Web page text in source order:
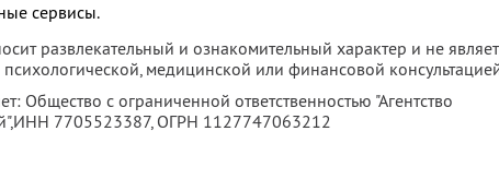
сервисы.
развлекательный и ознакомительный характер и не
медицинской или финансовой
Общество с ограниченной ответственностью "Агентство
ИНН 7705523387, ОГРН 1127747063212